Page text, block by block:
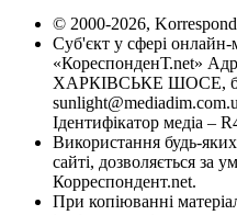
© 2000-2026,
Суб'єкт у сфері онлайн-
«КореспонденТ.net»
ХАРКІВСЬКЕ ШОСЕ,
Ідентифікатор медіа –
Використання будь-
сайті, дозволяється за
Корреспондент.net.
При копіюванні